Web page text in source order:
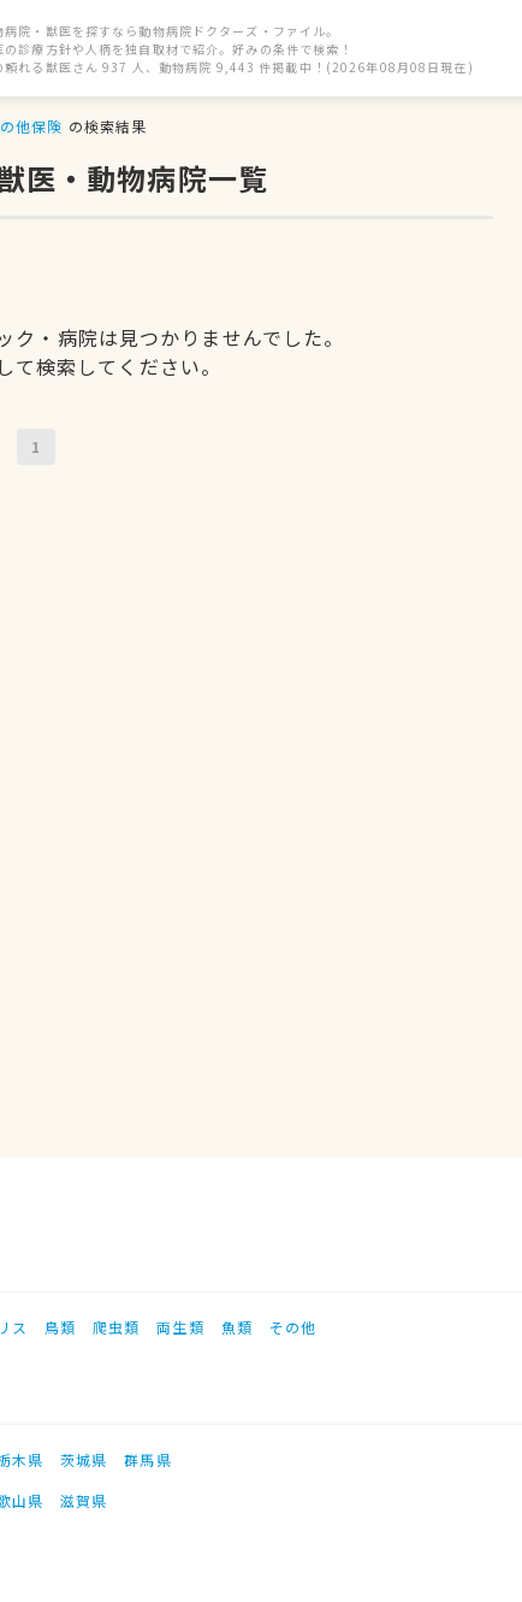
病院・獣医を探すなら動物病院ドクターズ・ファイル。
の診療方針や人柄を独自取材で紹介。好みの条件で検索！
頼れる獣医さん 937 人、動物病院 9,443 件掲載中！(2026年08月08日現在)
他保険 の検索結果
医・動物病院一覧
・病院は見つかりませんでした。
て検索してください。
1
リス 鳥類 爬虫類 両生類 魚類 その他
木県 茨城県
群馬県
山県
滋賀県